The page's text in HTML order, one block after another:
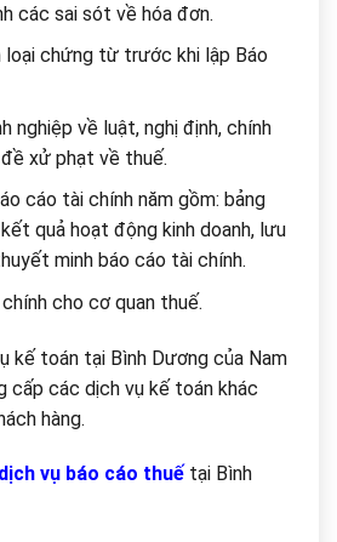
các sai sót về hóa đơn.
loại chứng từ trước khi lập Báo
nghiệp về luật, nghị định, chính
xử phạt về thuế.
cáo tài chính năm gồm: bảng
quả hoạt động kinh doanh, lưu
minh báo cáo tài chính.
cho cơ quan thuế.
kế toán tại Bình Dương của Nam
cấp các dịch vụ kế toán khác
hàng.
dịch vụ báo cáo thuế tại Bình